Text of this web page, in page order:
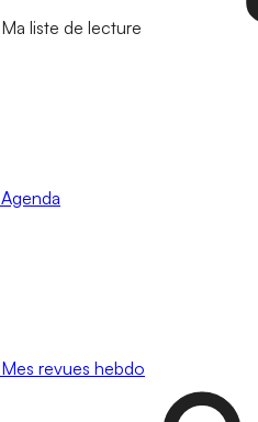
Ma liste de lecture
Agenda
Mes revues hebdo